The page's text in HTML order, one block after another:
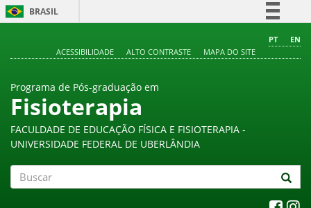
BRASIL
Comunica BR
PT
EN
ACESSIBILIDADE
ALTO CONTRASTE MAPA DO SITE
Programa de Pós-graduação em
Fisioterapia
FACULDADE DE EDUCAÇÃO FÍSICA E FISIOTERAPIA -
UNIVERSIDADE FEDERAL DE UBERLÂNDIA